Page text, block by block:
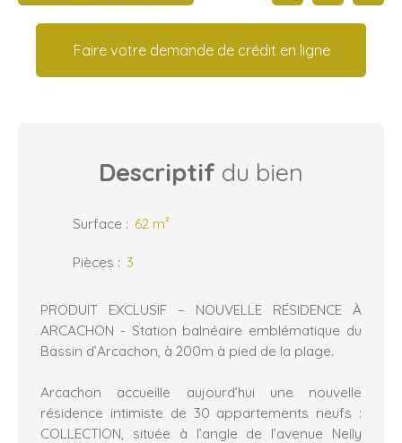
Faire votre demande de crédit en ligne
Descriptif du bien
Surface : 62 m²
Pièces : 3
PRODUIT EXCLUSIF – NOUVELLE RÉSIDENCE À
ARCACHON - Station balnéaire emblématique du
Bassin d’Arcachon, à 200m à pied de la plage.
Arcachon accueille aujourd’hui une nouvelle
résidence intimiste de 30 appartements neufs :
COLLECTION, située à l’angle de l’avenue Nelly